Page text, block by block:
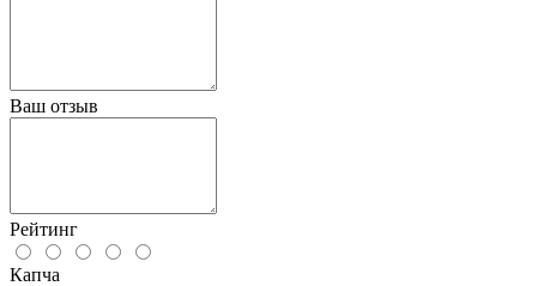
Ваш отзыв
Рейтинг
Капча